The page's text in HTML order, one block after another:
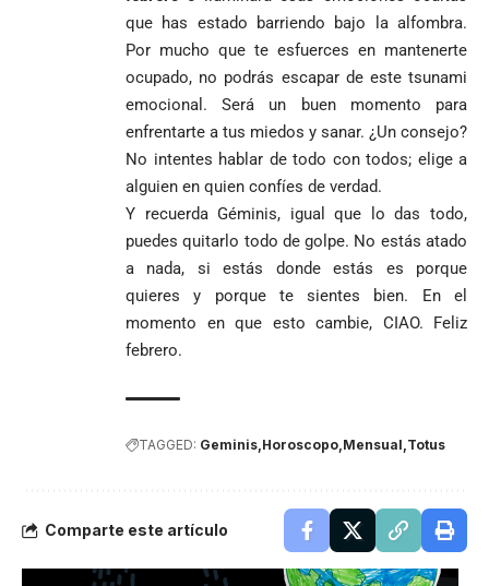
que has estado barriendo bajo la alfombra.
Por mucho que te esfuerces en mantenerte
ocupado, no podrás escapar de este tsunami
emocional. Será un buen momento para
enfrentarte a tus miedos y sanar. ¿Un consejo?
No intentes hablar de todo con todos; elige a
alguien en quien confíes de verdad.
Y recuerda Géminis, igual que lo das todo,
puedes quitarlo todo de golpe. No estás atado
a nada, si estás donde estás es porque
quieres y porque te sientes bien. En el
momento en que esto cambie, CIAO. Feliz
febrero.
TAGGED: Geminis Horoscopo Mensual Totus
Comparte este artículo